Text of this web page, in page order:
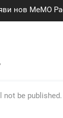
нов MeMO
not be published.